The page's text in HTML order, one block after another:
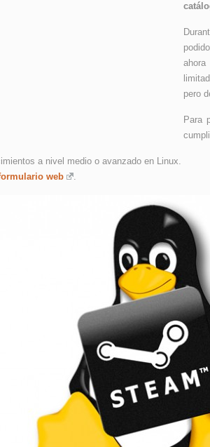
pero
Para
a nivel medio o avanzado en Linux.
web .